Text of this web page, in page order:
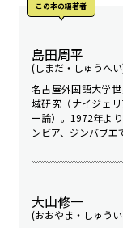
この本の編著者
島田周平
(しまだ・しゅうへ
名古屋外国語大学
域研究（ナイジェ
ー論）。1972年よ
ンビア、ジンバブエ
大山修一
(おおやま・しゅう